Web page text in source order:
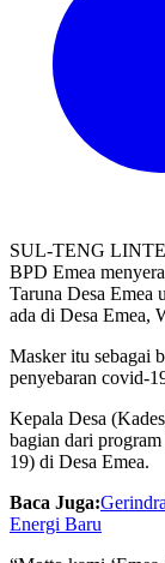
SUL-TENG
BPD Emea
Taruna Desa Emea
ada di Desa Emea,
Masker itu sebagai
penyebaran covid-
Kepala Desa
bagian dari
19) di Desa Emea.
Baca Juga:
Energi Baru